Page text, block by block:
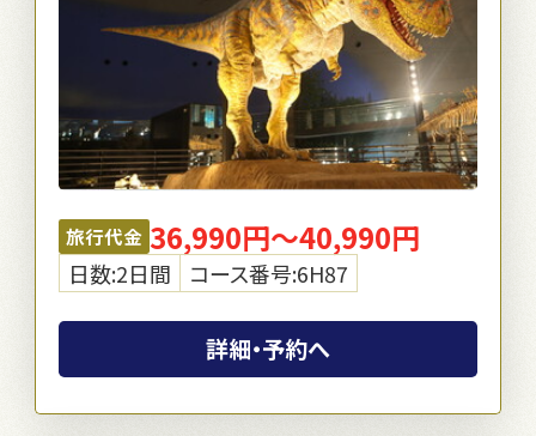
旅行代金 36,990円～40,990円
日数:2日間 コース番号:6H87
詳細・予約へ